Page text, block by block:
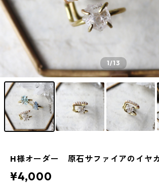
1/13
H様オーダー 原石サファイアのイヤ
¥4,000